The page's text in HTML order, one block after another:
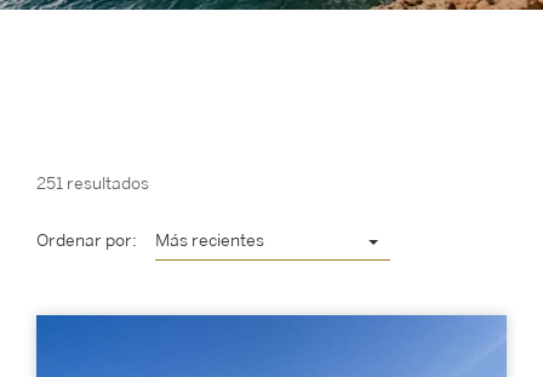
251 resultados
Ordenar por: Más recientes